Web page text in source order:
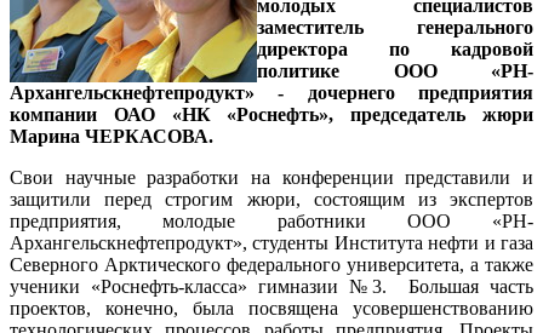
молодых специалистов
заместитель генерального
директора по кадровой
политике ООО «РН-
Архангельскнефтепродукт» - дочернего предприятия
компании ОАО «НК «Роснефть», председатель жюри
Марина ЧЕРКАСОВА.
Свои научные разработки на конференции представили и
защитили перед строгим жюри, состоящим из экспертов
предприятия, молодые работники ООО «РН-
Архангельскнефтепродукт», студенты Института нефти и газа
Северного Арктического федерального университета, а также
ученики «Роснефть-класса» гимназии №3. Большая часть
проектов, конечно, была посвящена усовершенствованию